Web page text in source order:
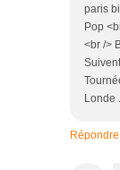
paris
Pop
<br />
Londe
Répondre